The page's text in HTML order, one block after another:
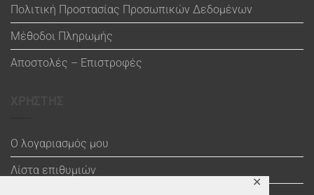
✕
Πολιτική Προστασίας Προσωπικών Δεδομένων
Μέθοδοι Πληρωμής
Αποστολές – Επιστροφές
Ο λογαριασμός μου
Λίστα επιθυμιών